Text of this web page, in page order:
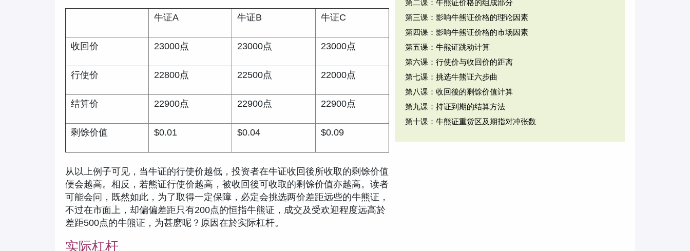
牛证A 牛证B 牛证C
收回价 23000点 23000点 23000点
行使价 22800点 22500点 22000点
结算价 22900点 22900点 22900点
剩馀价值 $0.01 $0.04 $0.09
从以上例子可见，当牛证的行使价越低，投资者在牛证收回後所收取的剩馀价值
便会越高。相反，若熊证行使价越高，被收回後可收取的剩馀价值亦越高。读者
可能会问，既然如此，为了取得一定保障，必定会挑选两价差距远些的牛熊证，
不过在市面上，却偏偏差距只有200点的恒指牛熊证，成交及受欢迎程度远高於
差距500点的牛熊证，为甚麽呢？原因在於实际杠杆。
实际杠杆
第二课：牛熊证价格的组成部分
第三课：影响牛熊证价格的理论因素
第四课：影响牛熊证价格的市场因素
第五课：牛熊证跳动计算
第六课：行使价与收回价的距离
第七课：挑选牛熊证六步曲
第八课：收回後的剩馀价值计算
第九课：持证到期的结算方法
第十课：牛熊证重货区及期指对冲张数